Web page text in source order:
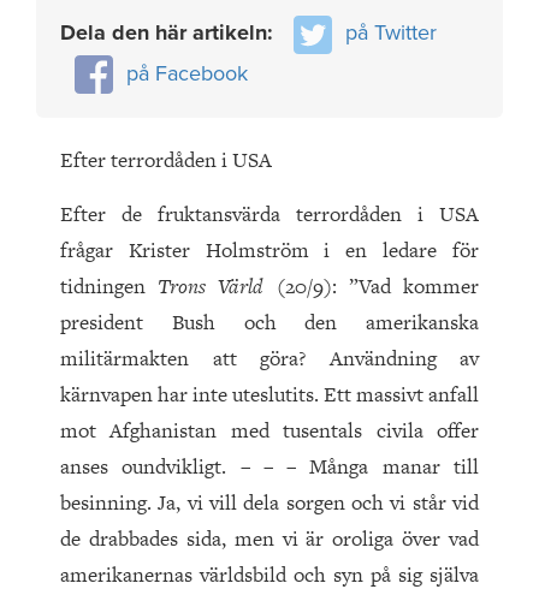
Dela den här artikeln:
på Twitter
på Facebook
Efter terrordåden i USA
Efter de fruktansvärda terrordåden i USA
frågar Krister Holmström i en ledare för
tidningen Trons Värld (20/9): ”Vad kommer
president Bush och den amerikanska
militärmakten att göra? Användning av
kärnvapen har inte uteslutits. Ett massivt anfall
mot Afghanistan med tusentals civila offer
anses oundvikligt. – – – Många manar till
besinning. Ja, vi vill dela sorgen och vi står vid
de drabbades sida, men vi är oroliga över vad
amerikanernas världsbild och syn på sig själva